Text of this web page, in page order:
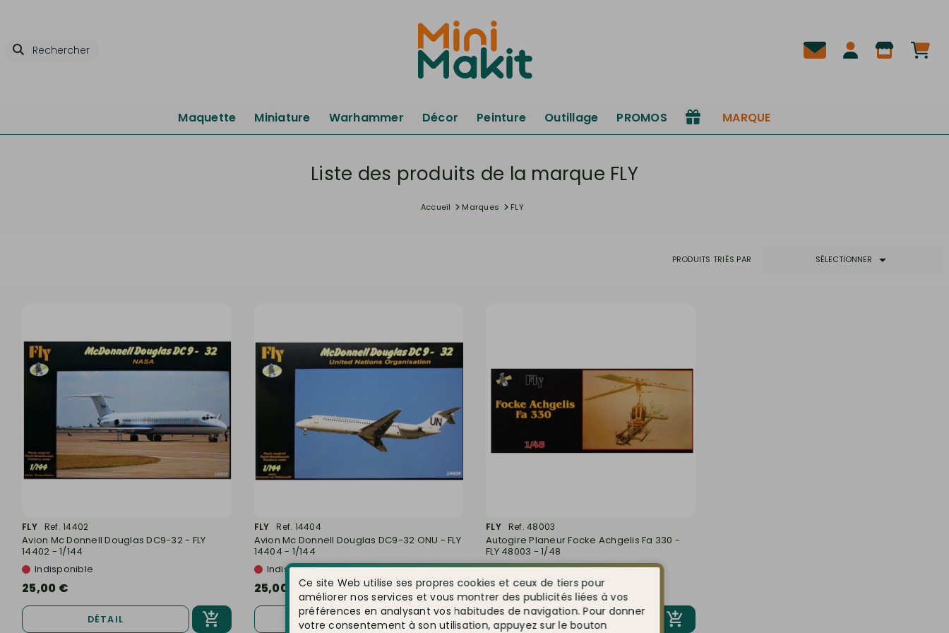
Maquette Miniature Warhammer Décor Peinture Outillage PROMOS MARQUE
Liste des produits de la marque FLY
Accueil Marques FLY
PRODUITS TRIÉS PAR SÉLECTIONNER 
FLY Ref. 14402
Avion Mc Donnell Douglas DC9-32 - FLY
14402 - 1/144
Indisponible
25,00 €
DÉTAIL
FLY Ref. 14404
Avion Mc Donnell Douglas DC9-32 ONU - FLY
14404 - 1/144
Indisponible
25,00 €
FLY Ref. 48003
Autogire Planeur Focke Achgelis Fa 330 -
FLY 48003 - 1/48
Indisponible
13,05 €
DÉTAIL
Ce site Web utilise ses propres cookies et ceux de tiers pour
améliorer nos services et vous montrer des publicités liées à vos
préférences en analysant vos habitudes de navigation. Pour donner
votre consentement à son utilisation, appuyez sur le bouton